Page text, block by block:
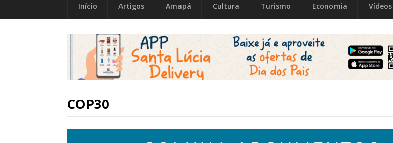
Início Artigos Amapá Cultura Turismo Economia Vídeos
COP30